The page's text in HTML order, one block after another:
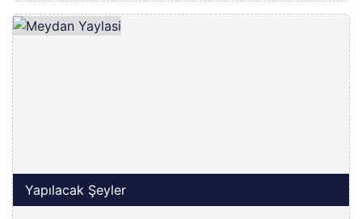
Yapılacak Şeyler